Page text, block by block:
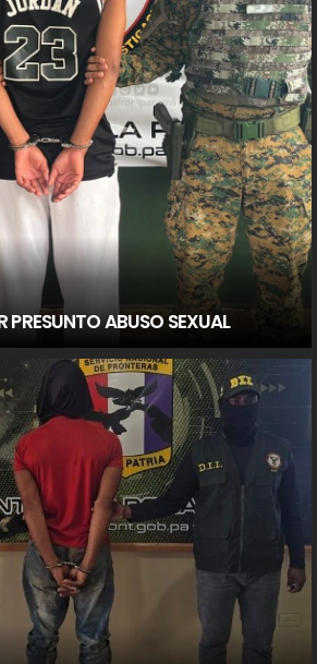
PRESUNTO ABUSO SEXUAL